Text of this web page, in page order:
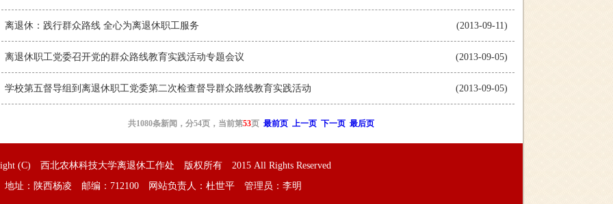
(2013-09-11)
离退休：践行群众路线 全心为离退休职工服务
(2013-09-05)
离退休职工党委召开党的群众路线教育实践活动专题会议
(2013-09-05)
学校第五督导组到离退休职工党委第二次检查督导群众路线教育实践活动
共1080条新闻，分54页，当前第53页 最前页 上一页 下一页 最后页
(C) 西北农林科技大学离退休工作处 版权所有 2015 All Rights Reserved
地址：陕西杨凌 邮编：712100 网站负责人：杜世平 管理员：李明